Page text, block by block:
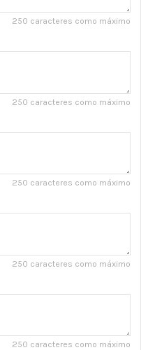
250 caracteres como máximo
250 caracteres como máximo
250 caracteres como máximo
250 caracteres como máximo
250 caracteres como máximo